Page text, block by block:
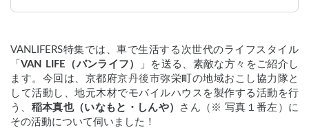
VANLIFERS特集では、車で生活する次世代のライフスタイル
「VAN LIFE（バンライフ）
」を送る、素敵な方々をご紹介し
ます。今回は、京都府京丹後市弥栄町の地域おこし協力隊と
して活動し、地元木材でモバイルハウスを製作する活動を行
う、 稲本真也（いなもと・しんや）
さん（※ 写真１番左）に
その活動について伺いました！